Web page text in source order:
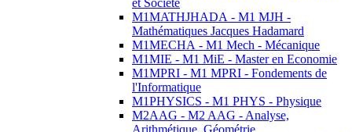
et Société
M1MATHJHADA - M1 MJH -
Mathématiques Jacques Hadamard
M1MECHA - M1 Mech - Mécanique
M1MIE - M1 MiE - Master en Economie
M1MPRI - M1 MPRI - Fondements de
l'Informatique
M1PHYSICS - M1 PHYS - Physique
M2AAG - M2 AAG - Analyse,
Arithmétique, Géométrie